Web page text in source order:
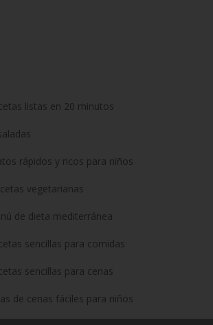
listas en 20 minutos
rápidos y ricos para niños
vegetarianas
de dieta mediterránea
sencillas para comidas
sencillas para cenas
de cenas fáciles para niños